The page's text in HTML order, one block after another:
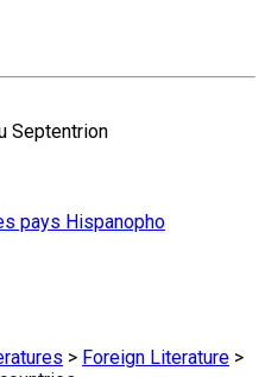
Septentrion
pays Hispanopho
> Foreign Literature >